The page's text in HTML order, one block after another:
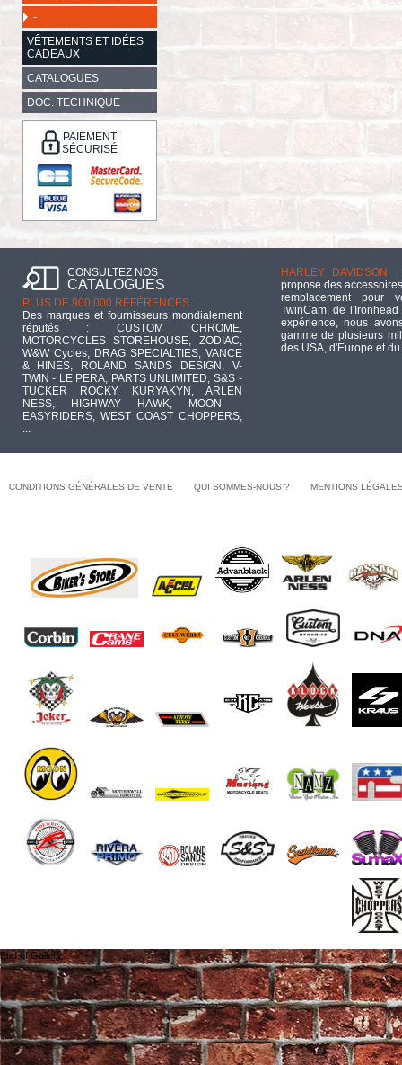
-
VÊTEMENTS ET IDÉES
CADEAUX
CATALOGUES
DOC. TECHNIQUE
PAIEMENT
SÉCURISÉ
CONSULTEZ NOS
CATALOGUES
PLUS DE 900 000 RÉFÉRENCES :
Des marques et fournisseurs mondialement
réputés : CUSTOM CHROME,
MOTORCYCLES STOREHOUSE, ZODIAC,
W&W Cycles, DRAG SPECIALTIES, VANCE
& HINES, ROLAND SANDS DESIGN, V-
TWIN - LE PERA, PARTS UNLIMITED, S&S -
TUCKER ROCKY, KURYAKYN, ARLEN
NESS, HIGHWAY HAWK, MOON -
EASYRIDERS, WEST COAST CHOPPERS,
...
HARLEY DAVIDSON :
propose des
remplacement pour
TwinCam, de
expérience, nous
gamme de plusieurs
des USA, d'Europe et
CONDITIONS GÉNÉRALES DE VENTE QUI SOMMES-NOUS ? MENTIONS
End of Gallery